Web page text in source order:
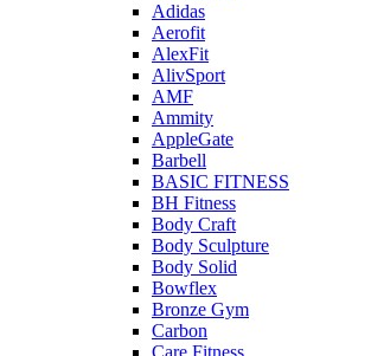
Adidas
Aerofit
AlexFit
AlivSport
AMF
Ammity
AppleGate
Barbell
BASIC FITNESS
BH Fitness
Body Craft
Body Sculpture
Body Solid
Bowflex
Bronze Gym
Carbon
Care Fitness